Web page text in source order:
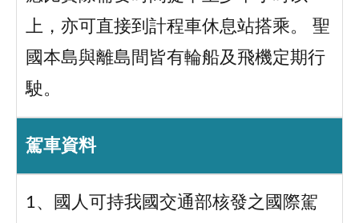
上，亦可直接到計程車休息站搭乘。 聖
國本島與離島間皆有輪船及飛機定期行
駛。
駕車資料
1、國人可持我國交通部核發之國際駕